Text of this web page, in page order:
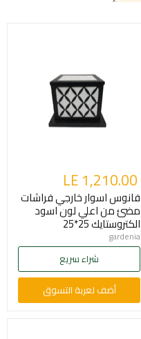
LE 1,210.00
فانوس اسوار خارجي فراشات
مضئ من اعلي لون اسود
الكتروستايك 25*25
gardenia
شراء سريع
أضف لعربة التسوق